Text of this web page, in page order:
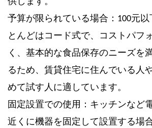
予算が限られている場合：100元
とんどはコード式で、コストパフ
く、基本的な食品保存のニーズを
るため、賃貸住宅に住んでいる人
めて試す人に適しています。
固定設置での使用：キッチンなど
近くに機器を固定して設置する場